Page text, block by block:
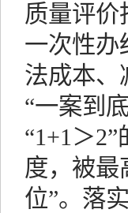
质量评价
一次性办
法成本、
“一案到
“1+1＞
度，被最
位”。落